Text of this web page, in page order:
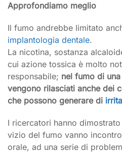
Approfondiamo meglio
Il fumo andrebbe limitato
implantologia dentale.
La nicotina, sostanza
cui azione tossica è molto
responsabile; nel fumo di
vengono rilasciati anche dei
che possono generare di
I ricercatori hanno
vizio del fumo vanno
orale, ad una serie di